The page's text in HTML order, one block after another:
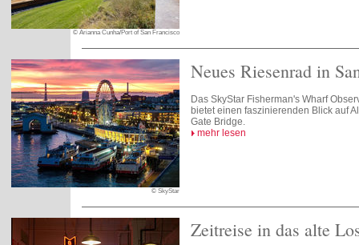
© Arianna Cunha/Port of San Francisco
© SkyStar
Neues Riesenrad in
Das SkyStar Fisherman's Wharf
bietet einen faszinierenden Blick auf
Gate Bridge.
mehr lesen
Zeitreise in das alte